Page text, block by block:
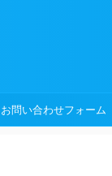
お問い合わせフォーム